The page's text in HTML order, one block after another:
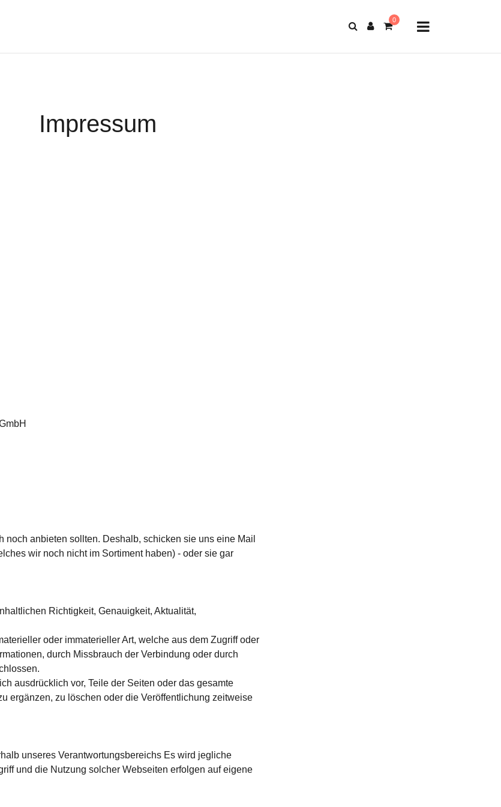
Impressum
anbieten sollten. Deshalb, schicken sie uns eine Mail
wir noch nicht im Sortiment haben) - oder sie gar
Richtigkeit, Genauigkeit, Aktualität,
oder immaterieller Art, welche aus dem Zugriff oder
durch Missbrauch der Verbindung oder durch
ausdrücklich vor, Teile der Seiten oder das gesamte
ergänzen, zu löschen oder die Veröffentlichung zeitweise
unseres Verantwortungsbereichs Es wird jegliche
und die Nutzung solcher Webseiten erfolgen auf eigene